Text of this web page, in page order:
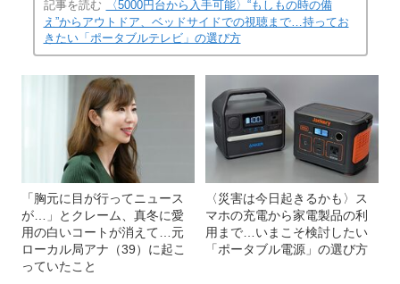
記事を読む
〈5000円台から入手可能〉“もしもの時の備
え”からアウトドア、ベッドサイドでの視聴まで…持ってお
きたい「ポータブルテレビ」の選び方
「胸元に目が行ってニュース
が…」とクレーム、真冬に愛
用の白いコートが消えて…元
ローカル局アナ（39）に起こ
っていたこと
〈災害は今日起きるかも〉ス
マホの充電から家電製品の利
用まで…いまこそ検討したい
「ポータブル電源」の選び方